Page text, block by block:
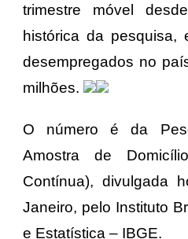
trimestre móvel
histórica da
desempregados no
milhões.
O número é da
Amostra de
Contínua), divulgada
Janeiro, pelo Instituto
e Estatística – IBGE.